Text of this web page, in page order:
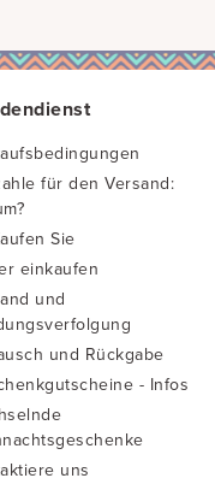
für den Versand:
Sie
einkaufen
und
und Rückgabe
- Infos
uns